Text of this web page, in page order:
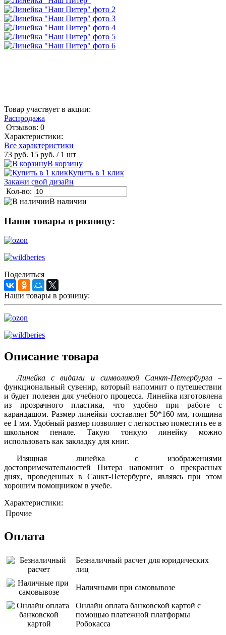
Товар участвует в акции:
Распродажа
Отзывов: 0
Характеристики:
Все характеристики
73 руб. 15 руб. / 1 шт
В корзину
Купить в 1 клик
Закажи свой дизайн
Кол-во:
В наличии
Наши товары в розницу:
Поделиться
Наши товары в розницу:
Описание товара
Линейка с видами и символикой Санкт-Петербурга–
функциональный сувенир, который напомнит о путешествии
и будет полезен для учебного процесса. Линейка изготовлена
из прозрачного пластика, что удобно при работе с
карандашом. Размер линейки составляет 50*160 мм, толщина
ее 1 мм. Удобный размер позволяет с легкостью поместить ее в
школьном пенале. Такую тонкую линейку можно
использовать как закладку для книг.
Изящная линейка с изображениями
достопримечательностей Питера напомнит о прекрасных
днях, проведенных в Санкт-Петербурге, являясь при этом
хорошим помощником в учебе.
Характеристики:
Прочие
Оплата
Безналичный расчет для юридических
лиц
Наличными при самовывозе
Онлайн оплата банковской картой с
помощью платежной платформы
Робокасса